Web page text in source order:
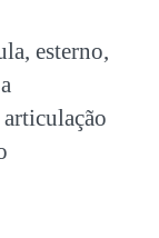
esterno,